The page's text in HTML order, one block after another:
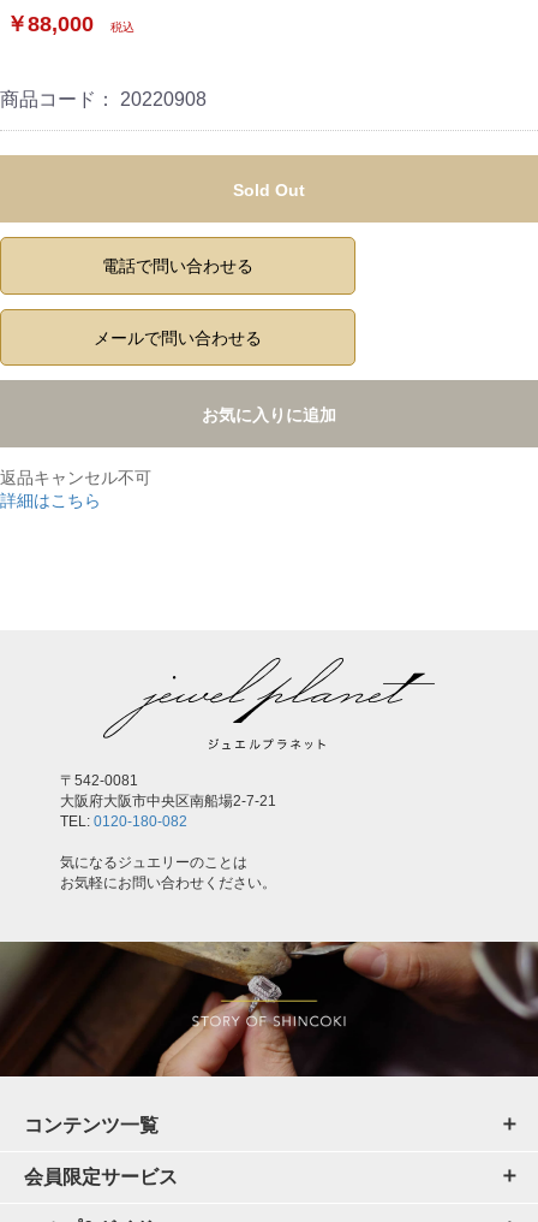
￥88,000 税込
商品コード： 20220908
Sold Out
電話で問い合わせる
メールで問い合わせる
お気に入りに追加
返品キャンセル不可
詳細はこちら
〒542-0081
大阪府大阪市中央区南船場2-7-21
TEL: 0120-180-082
気になるジュエリーのことは
お気軽にお問い合わせください。
コンテンツ一覧
会員限定サービス